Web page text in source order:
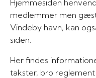
Hjemmesiden
medlemmer men
Vindeby havn, kan
siden.
Her findes
takster, bro